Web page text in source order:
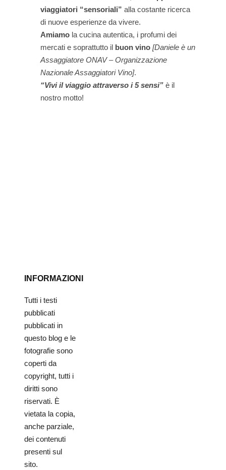
viaggiatori “sensoriali” alla costante ricerca
di nuove esperienze da vivere.
Amiamo la cucina autentica, i profumi dei
mercati e soprattutto il buon vino [Daniele è un
Assaggiatore ONAV – Organizzazione
Nazionale Assaggiatori Vino].
“Vivi il viaggio attraverso i 5 sensi” è il
nostro motto!
INFORMAZIONI
Tutti i testi
pubblicati
pubblicati in
questo blog e le
fotografie sono
coperti da
copyright, tutti i
diritti sono
riservati. È
vietata la copia,
anche parziale,
dei contenuti
presenti sul
sito.